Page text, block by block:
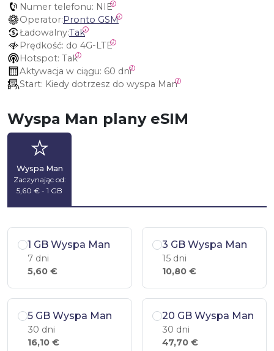
Numer telefonu: NIE
Operator:Pronto GSM
Ładowalny:Tak
Prędkość: do 4G-LTE
Hotspot: Tak
Aktywacja w ciągu: 60 dni
Start: Kiedy dotrzesz do wyspa Man
Wyspa Man plany eSIM
Wyspa Man
Zaczynając od:
5,60 € - 1 GB
1 GB Wyspa Man
7 dni
5,60 €
3 GB Wyspa Man
15 dni
10,80 €
5 GB Wyspa Man
30 dni
16,10 €
20 GB Wyspa Man
30 dni
47,70 €